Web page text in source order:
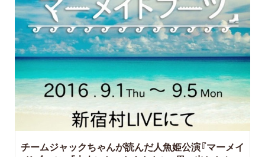
チームジャックちゃんが読んだ人魚姫公演『マーメイ